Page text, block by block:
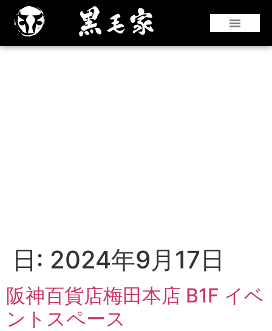
日: 2024年9月17日
阪神百貨店梅田本店 B1F イベ
ントスペース